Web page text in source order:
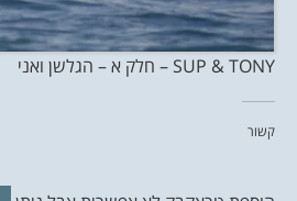
SUP & TONY – חלק א – הגלשן ואני
קשור